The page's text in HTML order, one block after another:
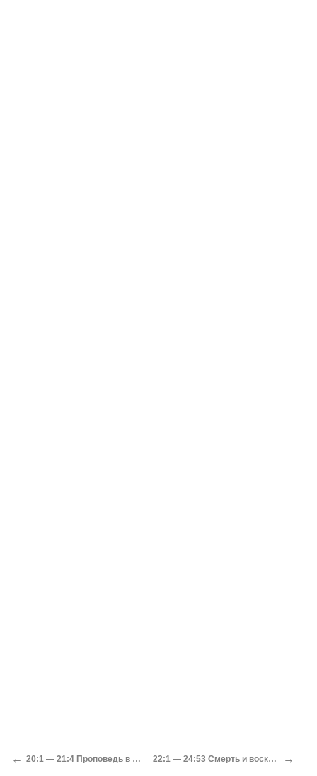
← 20:1 — 21:4 Проповедь в Иерусалимском храме 22:1 — 24:53 Смерть и воскресение Иисуса Христа →